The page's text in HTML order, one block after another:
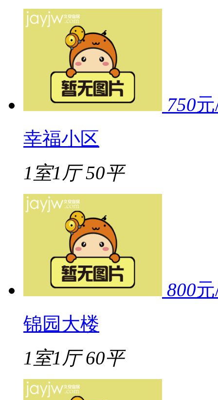
750
幸福小区
1室1厅 50平
800
锦园大楼
1室1厅 60平